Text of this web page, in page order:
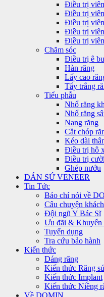
Điều trị
Điều trị
Điều trị
Điều trị
Điều trị
Chăm sóc
Điều trị ê
Hàn răng
Lấy cao
Tẩy trắng
Tiểu phẫu
Nhổ răng
Nhổ răng
Nang răng
Cắt chóp
Kéo dài
Điều trị hô
Điều trị
Ghép nướu
DÁN SỨ VENEER
Tin Tức
Báo chí nói về
Câu chuyện
Đội ngũ Y Bác Sĩ
Ưu đãi & Khuyến
Tuyển dụng
Tra cứu bảo hành
Kiến thức
Dáng răng
Kiến thức Răng
Kiến thức Implant
Kiến thức Niềng